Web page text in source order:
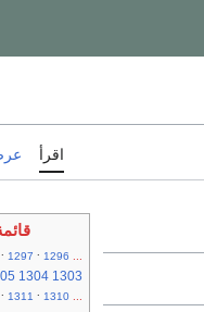
اقرأ
...
1296
1297
1303
1304
...
1310
1311